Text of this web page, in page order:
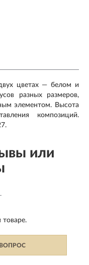
цветах — белом и
разных размеров,
элементом. Высота
композиций.
или